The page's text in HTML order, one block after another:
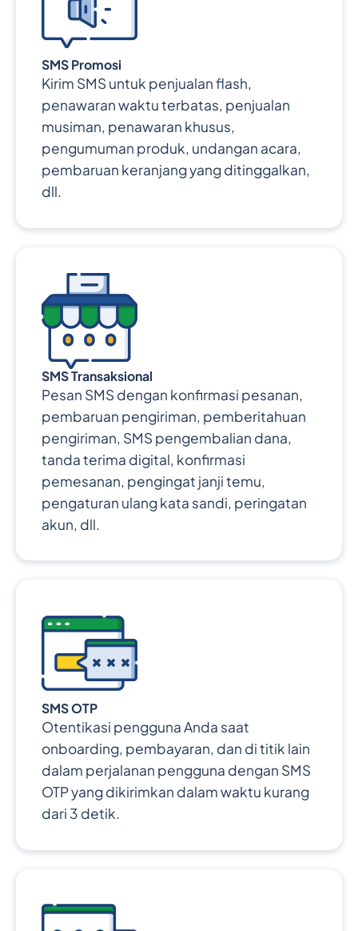
SMS Promosi
Kirim SMS untuk penjualan flash,
penawaran waktu terbatas, penjualan
musiman, penawaran khusus,
pengumuman produk, undangan acara,
pembaruan keranjang yang ditinggalkan,
dll.
SMS Transaksional
Pesan SMS dengan konfirmasi pesanan,
pembaruan pengiriman, pemberitahuan
pengiriman, SMS pengembalian dana,
tanda terima digital, konfirmasi
pemesanan, pengingat janji temu,
pengaturan ulang kata sandi, peringatan
akun, dll.
SMS OTP
Otentikasi pengguna Anda saat
onboarding, pembayaran, dan di titik lain
dalam perjalanan pengguna dengan SMS
OTP yang dikirimkan dalam waktu kurang
dari 3 detik.